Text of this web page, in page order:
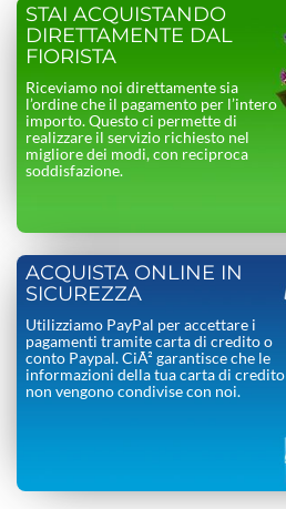
STAI ACQUISTANDO
DIRETTAMENTE DAL
FIORISTA
Riceviamo noi direttamente sia
l’ordine che il pagamento per l’intero
importo. Questo ci permette di
realizzare il servizio richiesto nel
migliore dei modi, con reciproca
soddisfazione.
ACQUISTA ONLINE IN
SICUREZZA
Utilizziamo PayPal per accettare i
pagamenti tramite carta di credito o
conto Paypal. CiÃ² garantisce che le
informazioni della tua carta di credito
non vengono condivise con noi.